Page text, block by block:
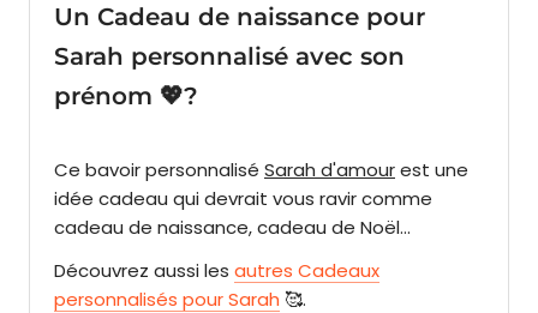
Un Cadeau de naissance pour
Sarah personnalisé avec son
prénom 💖?
Ce bavoir personnalisé Sarah d'amourest une
idée cadeau qui devrait vous ravir comme
cadeau de naissance, cadeau de Noël...
Découvrez aussi les autres Cadeaux
personnalisés pour Sarah 🥰.